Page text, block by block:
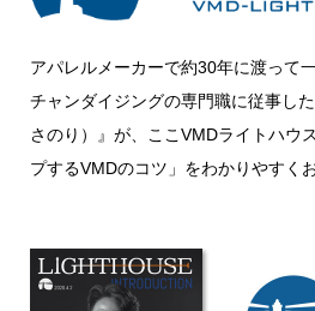
アパレルメーカーで約30年に渡って
チャンダイジングの専門職に従事し
さのり）』が、ここVMDライトハウ
プするVMDのコツ」をわかりやすく